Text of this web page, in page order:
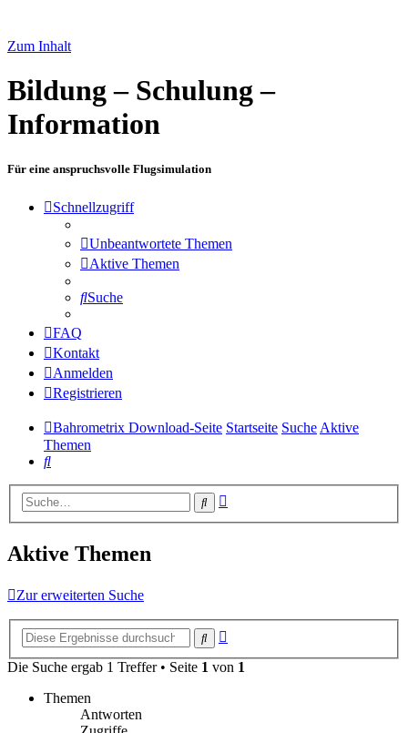
Zum Inhalt
Bildung – Schulung –
Information
Für eine anspruchsvolle Flugsimulation
Schnellzugriff
Unbeantwortete Themen
Aktive Themen
Suche
FAQ
Kontakt
Anmelden
Registrieren
Bahrometrix Download-Seite Startseite Suche Aktive
Themen
Suche
Suche
Aktive Themen
Zur erweiterten Suche
Suche
Die Suche ergab 1 Treffer • Seite 1 von 1
Themen
Antworten